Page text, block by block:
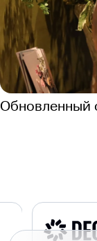
Обновленный